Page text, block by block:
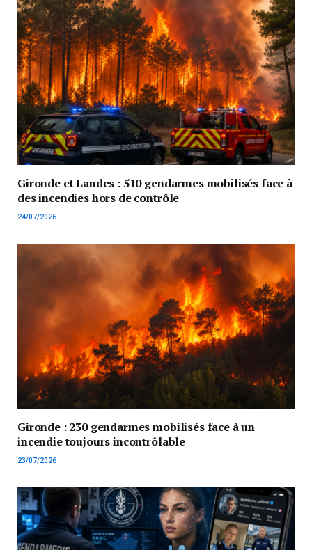
Gironde et Landes : 510 gendarmes mobilisés face à
des incendies hors de contrôle
24/07/2026
Gironde : 230 gendarmes mobilisés face à un
incendie toujours incontrôlable
23/07/2026